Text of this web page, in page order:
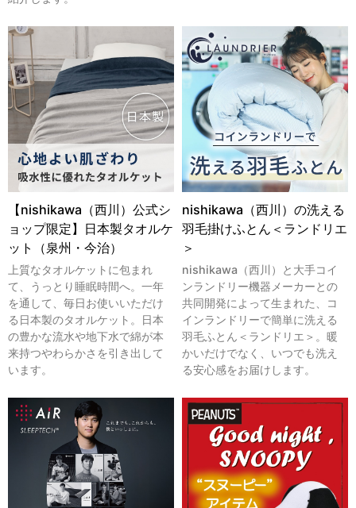
【nishikawa（西川）公式シ
ョップ限定】日本製タオルケ
ット（泉州・今治）
上質なタオルケットに包まれ
て、うっとり睡眠時間へ。一年
を通して、毎日お使いいただけ
る日本製のタオルケット。日本
の豊かな流水や地下水で綿が本
来持つやわらかさを引き出して
います。
nishikawa（西川）の洗える
羽毛掛けふとん＜ランドリエ
＞
nishikawa（西川）と大手コイ
ンランドリー機器メーカーとの
共同開発によって生まれた、コ
インランドリーで簡単に洗える
羽毛ふとん＜ランドリエ＞。暖
かいだけでなく、いつでも洗え
る安心感をお届けします。